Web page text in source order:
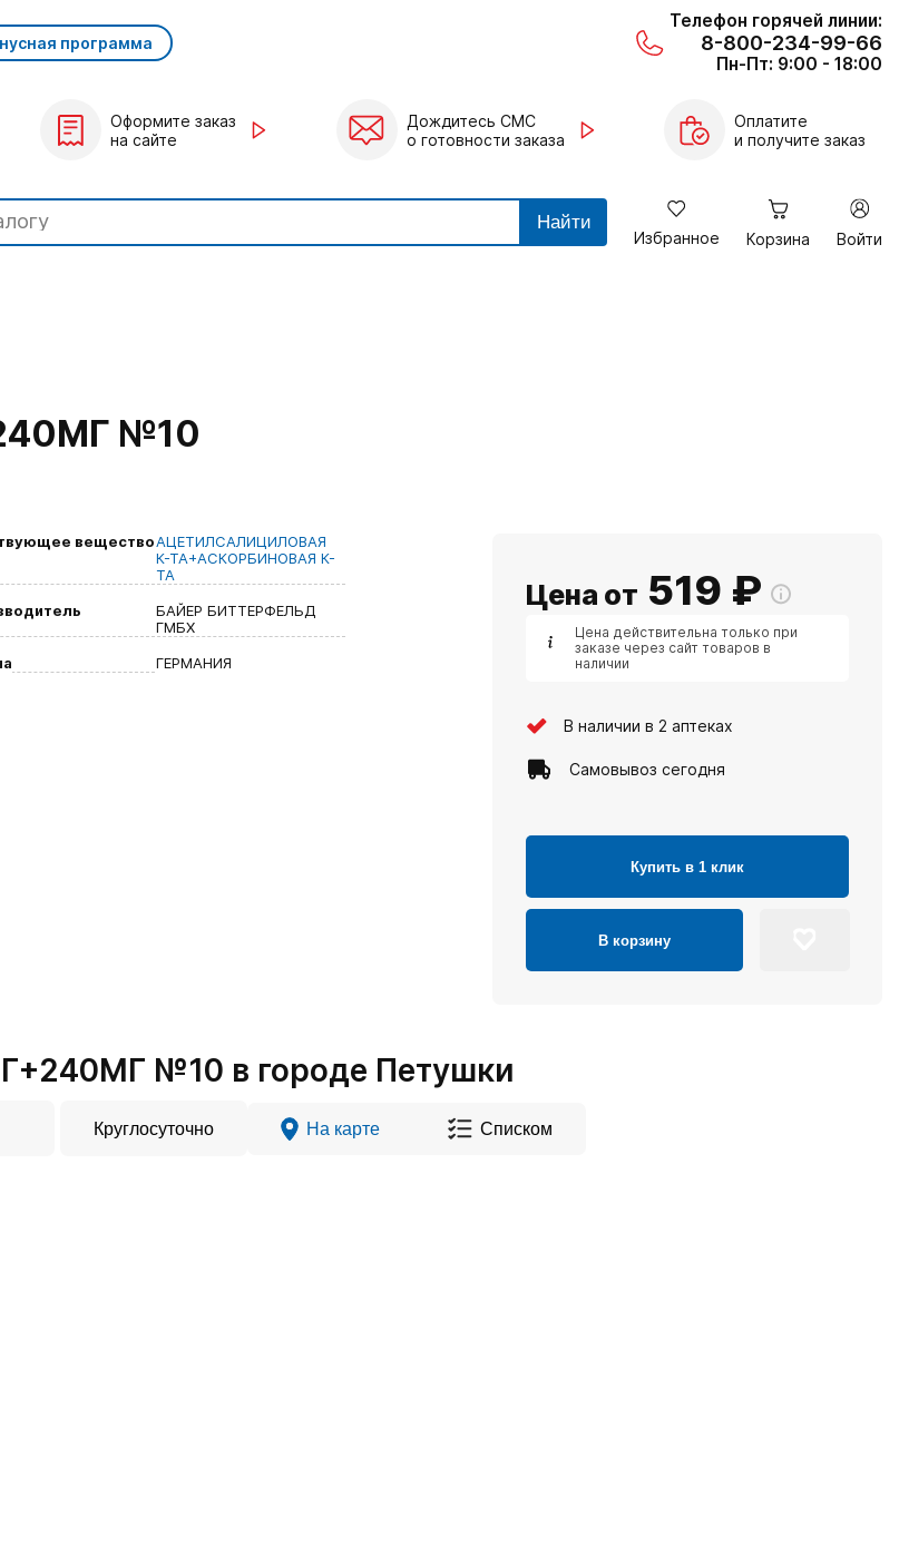
программа
Телефон горячей линии:
8-800-234-99-66
Пн-Пт: 9:00 - 18:00
Оформите заказ
на сайте
Дождитесь СМС
о готовности заказа
Оплатите
и получите заказ
Найти
Избранное Корзина Войти
№10
веществоАЦЕТИЛСАЛИЦИЛОВАЯ
К-ТА+АСКОРБИНОВАЯ К-
ТА
БАЙЕР БИТТЕРФЕЛЬД
ГМБХ
ГЕРМАНИЯ
Цена от 519 ₽
Цена действительна только при
заказе через сайт товаров в
наличии
В наличии в 2 аптеках
Самовывоз сегодня
Купить в 1 клик
В корзину
№10 в городе Петушки
Круглосуточно На карте Списком